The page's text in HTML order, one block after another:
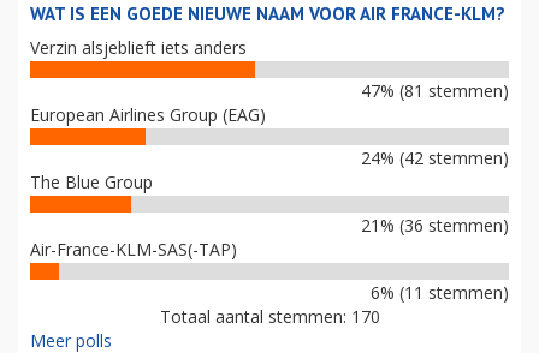
WAT IS EEN GOEDE NIEUWE NAAM VOOR AIR FRANCE-KLM?
Verzin alsjeblieft iets anders
47% (81 stemmen)
European Airlines Group (EAG)
24% (42 stemmen)
The Blue Group
21% (36 stemmen)
Air-France-KLM-SAS(-TAP)
6% (11 stemmen)
Totaal aantal stemmen: 170
Meer polls